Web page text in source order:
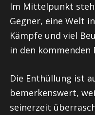
Im Mittelpunkt
Gegner, eine Welt
Kämpfe und viel
in den kommenden
Die Enthüllung ist
bemerkenswert,
seinerzeit